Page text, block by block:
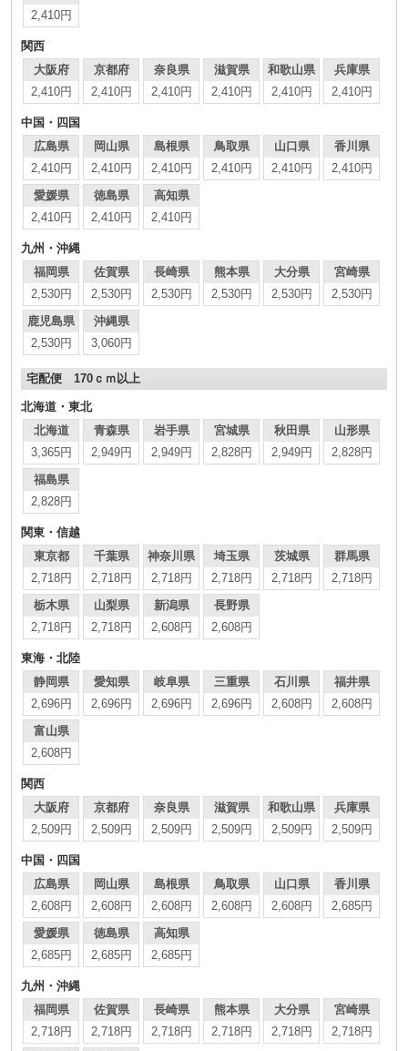
2,410円
関西
大阪府
2,410円
京都府
2,410円
奈良県
2,410円
滋賀県
2,410円
和歌山県
2,410円
兵庫県
2,410円
中国・四国
広島県
2,410円
岡山県
2,410円
島根県
2,410円
鳥取県
2,410円
山口県
2,410円
香川県
2,410円
愛媛県
2,410円
徳島県
2,410円
高知県
2,410円
九州・沖縄
福岡県
2,530円
佐賀県
2,530円
長崎県
2,530円
熊本県
2,530円
大分県
2,530円
宮崎県
2,530円
鹿児島県
2,530円
沖縄県
3,060円
宅配便 170ｃｍ以上
北海道・東北
北海道
3,365円
青森県
2,949円
岩手県
2,949円
宮城県
2,828円
秋田県
2,949円
山形県
2,828円
福島県
2,828円
関東・信越
東京都
2,718円
千葉県
2,718円
神奈川県
2,718円
埼玉県
2,718円
茨城県
2,718円
群馬県
2,718円
栃木県
2,718円
山梨県
2,718円
新潟県
2,608円
長野県
2,608円
東海・北陸
静岡県
2,696円
愛知県
2,696円
岐阜県
2,696円
三重県
2,696円
石川県
2,608円
福井県
2,608円
富山県
2,608円
関西
大阪府
2,509円
京都府
2,509円
奈良県
2,509円
滋賀県
2,509円
和歌山県
2,509円
兵庫県
2,509円
中国・四国
広島県
2,608円
岡山県
2,608円
島根県
2,608円
鳥取県
2,608円
山口県
2,608円
香川県
2,685円
愛媛県
2,685円
徳島県
2,685円
高知県
2,685円
九州・沖縄
福岡県
2,718円
佐賀県
2,718円
長崎県
2,718円
熊本県
2,718円
大分県
2,718円
宮崎県
2,718円